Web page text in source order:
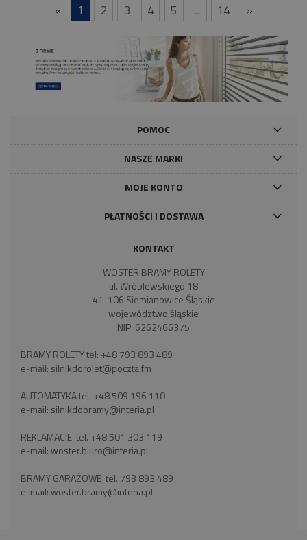
« 1 2 3 4 5 ... 14 »
POMOC
NASZE MARKI
MOJE KONTO
PŁATNOŚCI I DOSTAWA
KONTAKT
WOSTER BRAMY ROLETY
ul. Wróblewskiego 18
41-106 Siemianowice Śląskie
województwo śląskie
NIP: 6262466375
BRAMY ROLETY tel: +48 793 893 489
e-mail: silnikdorolet@poczta.fm
AUTOMATYKA tel. +48 509 196 110
e-mail: silnikdobramy@interia.pl
REKLAMACJE tel. +48 501 303 119
e-mail:woster.biuro@interia.pl
BRAMY GARAŻOWE tel. 793 893 489
e-mail:woster.bramy@interia.pl